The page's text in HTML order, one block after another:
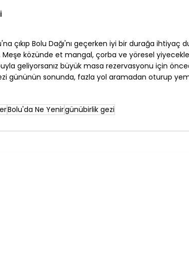
çıkıp Bolu Dağı'nı geçerken iyi bir durağa ihtiyaç
Meşe közünde et mangal, çorba ve yöresel
geliyorsanız büyük masa rezervasyonu için
gününün sonunda, fazla yol aramadan oturup
Bolu'da Ne Yenirgünübirlik gezi